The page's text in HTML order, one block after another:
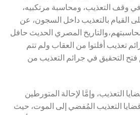
وقف التعذيب، ومحاسبة مرتكبيه،
القيام بالتعذيب داخل السجون، عن
المصري الحديث حافل
تعذيب أفلتوا من العقاب ولم تتم
فتح التحقيق في جرائم التعذيب من
التعذيب، وإمَّا لإحالة المتورطين
التعذيب المُفضي إلى الموت، حيث